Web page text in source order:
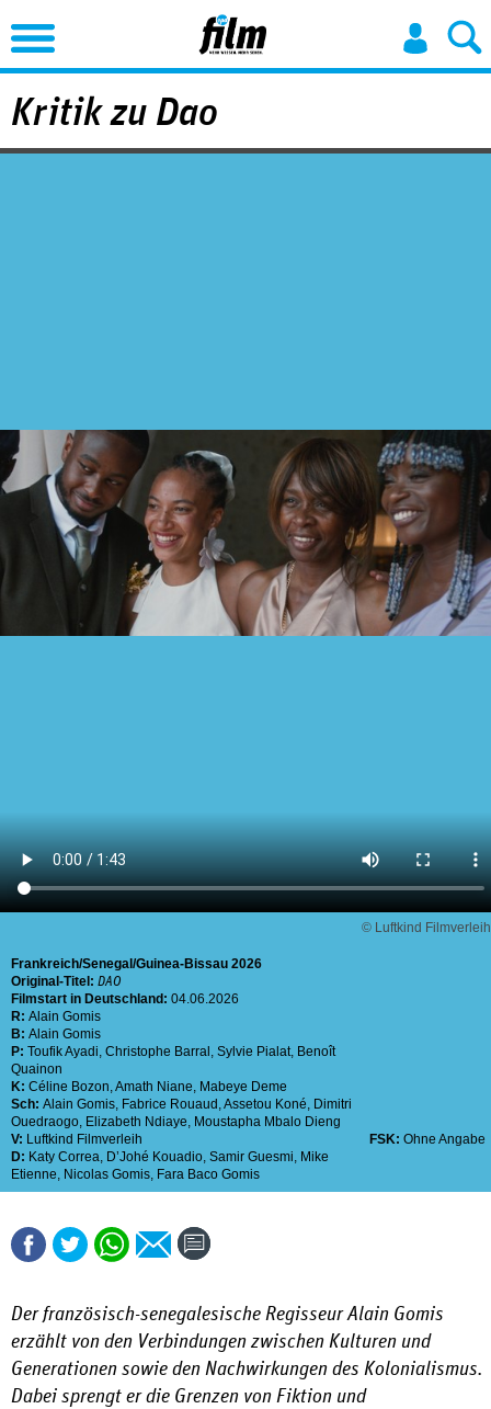
Jump to Navigation
Kritik zu Dao
© Luftkind Filmverleih
Frankreich Senegal Guinea-Bissau 2026
Original-Titel: DAO
Filmstart in Deutschland: 04.06.2026
R: Alain Gomis
B: Alain Gomis
P: Toufik Ayadi, Christophe Barral , Sylvie Pialat, Benoît
Quainon
K: Céline Bozon,Amath Niane, Mabeye Deme
Sch: Alain Gomis, Fabrice Rouaud ,Assetou Koné, Dimitri
Ouedraogo, Elizabeth Ndiaye, Moustapha Mbalo Dieng
V: Luftkind Filmverleih FSK: Ohne Angabe
D: Katy Correa, D’Johé Kouadio, Samir Guesmi, Mike
Etienne, Nicolas Gomis, Fara Baco Gomis
Der französisch-senegalesische Regisseur Alain Gomis
erzählt von den Verbindungen zwischen ­Kulturen und
Generationen sowie den Nachwirkungen des Kolonialismus.
Dabei sprengt er die ­Grenzen von Fiktion und